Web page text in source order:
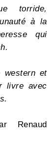
torride,
à la
qui
western et
livre avec
Renaud